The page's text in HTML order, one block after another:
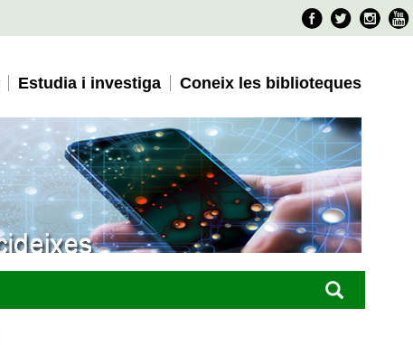
Twitter
Estudia i investiga Coneix les biblioteques